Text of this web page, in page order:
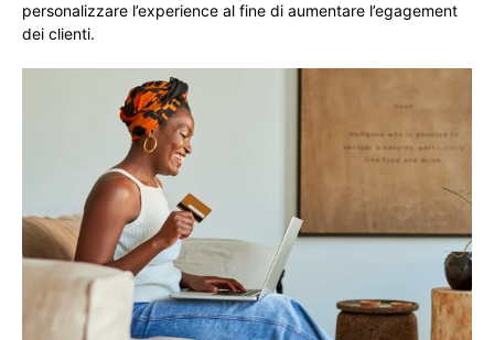
personalizzare l’experience al fine di aumentare l’egagement
dei clienti.